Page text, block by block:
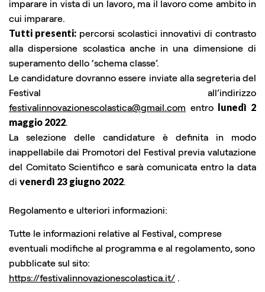
imparare in vista di un lavoro, ma il lavoro come ambito in
cui imparare.
Tutti presenti: percorsi scolastici innovativi di contrasto
alla dispersione scolastica anche in una dimensione di
superamento dello ‘schema classe’.
Le candidature dovranno essere inviate alla segreteria del
Festival all’indirizzo
festivalinnovazionescolastica@gmail.com entro lunedì 2
maggio 2022.
La selezione delle candidature è definita in modo
inappellabile dai Promotori del Festival previa valutazione
del Comitato Scientifico e sarà comunicata entro la data
di venerdì 23 giugno 2022.
Regolamento e ulteriori informazioni:
Tutte le informazioni relative al Festival, comprese
eventuali modifiche al programma e al regolamento, sono
pubblicate sul sito:
https://festivalinnovazionescolastica.it/ .